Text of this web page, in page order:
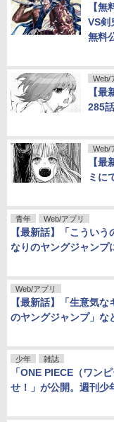
【
VS剣
無料
Web/
【
285
Web/
【
ミに
青年 Web/アプリ
【最新話】「こうい
なりのヤングジャンプ
Web/アプリ
【最新話】「生意気
のヤングジャンプ」な
少年 雑誌
「ONE PIECE（ワン
せ！」が公開。週刊少